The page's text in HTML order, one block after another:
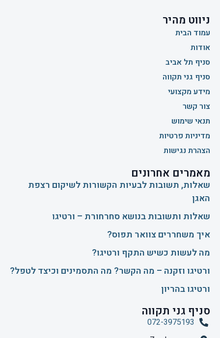
ניווט מהיר
עמוד הבית
אודות
סניף תל אביב
סניף גני תקווה
מידע מקצועי
צור קשר
תנאי שימוש
מדיניות פרטיות
הצהרת נגישות
מאמרים אחרונים
שאלות, תשובות לבעיות הקשורות לשיקום רצפת
האגן
שאלות ותשובות בנושא סחרחורת – ורטיגו
איך משחררים צוואר תפוס?
​מה לעשות כשיש התקף ורטיגו?
ורטיגו וזקנה – מה הקשר? מה התסמינים וכיצד לטפל?
ורטיגו בהריון
סניף גני תקווה
072-3975193